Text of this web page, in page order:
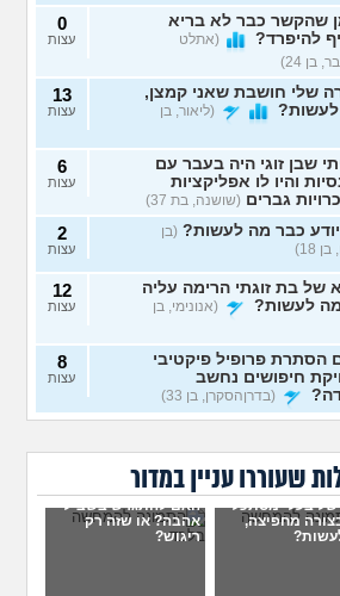
שהקשר כבר לא בריא
להיפרד?
(אתלט
בן 24)
0
עצות
שלי חושבת שאני קמצן,
(ליאור, בן
13
עצות
שבן זוגי היה בעבר עם
והיו לו אפליקציות
גברים (שושנה, בת 37)
6
עצות
כבר מה לעשות? (בן
18)
2
עצות
של בת זוגתי הרימה עליה
מה לעשות?
(אנונימי, בן
12
עצות
הסתרת פרופיל פיקטיבי
חיפושים נחשב
(בדרןהסקרן, בן 33)
8
עצות
עצות
עושה לא נכון שלא
לי במערכות יחסים?
26)
4
עצות
שעוררו עניין במדור
בעלי מסתכל
מחפיצה,
האם להתגרש בשביל
אהבה? או שזה רק
ריגוש?